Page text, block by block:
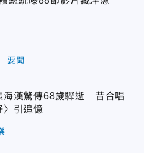
要聞
海漢驚傳68歲驟逝 昔合唱
〉引追憶